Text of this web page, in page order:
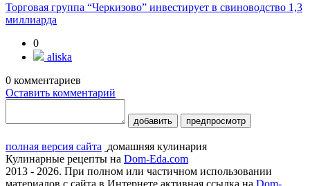
Торговая группа “Черкизово” инвестирует в свиноводство 1,3
миллиарда
0
aliska
0 комментариев
Оставить комментарий
добавить предпросмотр
полная версия сайта домашняя кулинария
Кулинарные рецепты на Dom-Eda.com
2013 - 2026. При полном или частичном использовании
материалов с сайта в Интернете активная ссылка на Dom-